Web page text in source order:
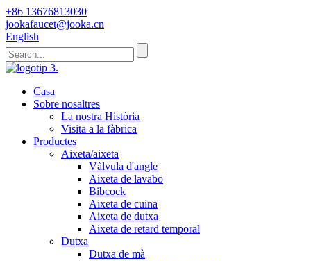
+86 13676813030
jookafaucet@jooka.cn
English
Casa
Sobre nosaltres
La nostra Història
Visita a la fàbrica
Productes
Aixeta/aixeta
Vàlvula d'angle
Aixeta de lavabo
Bibcock
Aixeta de cuina
Aixeta de dutxa
Aixeta de retard temporal
Dutxa
Dutxa de mà